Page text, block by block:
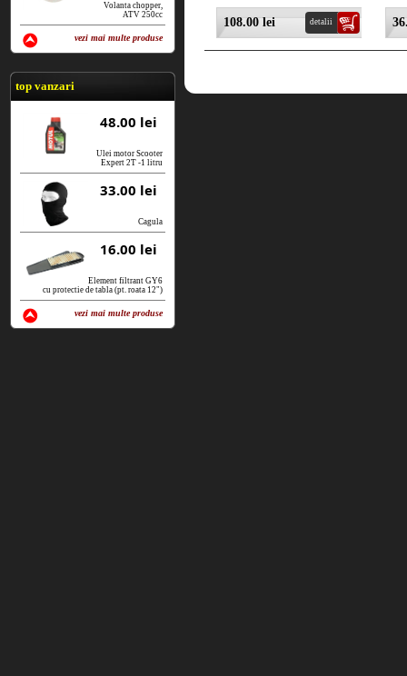
Volanta chopper,
ATV 250cc
vezi mai multe produse
vezi produse
top vanzari
48.00 lei
Ulei motor Scooter
Expert 2T -1 litru
33.00 lei
Cagula
16.00 lei
Element filtrant GY6
cu protectie de tabla (pt. roata 12")
vezi mai multe produse
vezi produse
108.00 lei detalii